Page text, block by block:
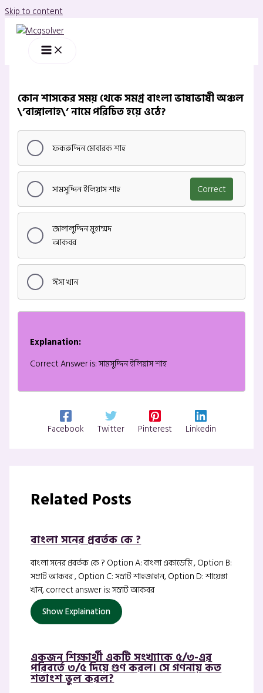
Skip to content
কোন শাসকের সময় থেকে সমগ্র বাংলা ভাষাভাষী অঞ্চল
\’বাঙ্গালাহ\’ নামে পরিচিত হয়ে ওঠে?
ফকরুদ্দিন মোবারক শাহ
সামসুদ্দিন ইলিয়াস শাহ Correct
জালালুদ্দিন মুহাম্মদ
আকবর
ঈসা খান
Explanation:
Correct Answer is: সামসুদ্দিন ইলিয়াস শাহ
Facebook Twitter Pinterest Linkedin
Related Posts
বাংলা সনের প্রবর্তক কে ?
বাংলা সনের প্রবর্তক কে ? Option A: বাংলা একাডেমি , Option B:
সম্রাট আকবর , Option C: সম্রাট শাহজাহান, Option D: শায়েস্তা
খান, correct answer is: সম্রাট আকবর
Show Explaination
একজন শিক্ষার্থী একটি সংখ্যাকে ৫/৩-এর
পরিবর্তে ৩/৫ দিয়ে গুণ করল। সে গণনায় কত
শতাংশ ভুল করল?